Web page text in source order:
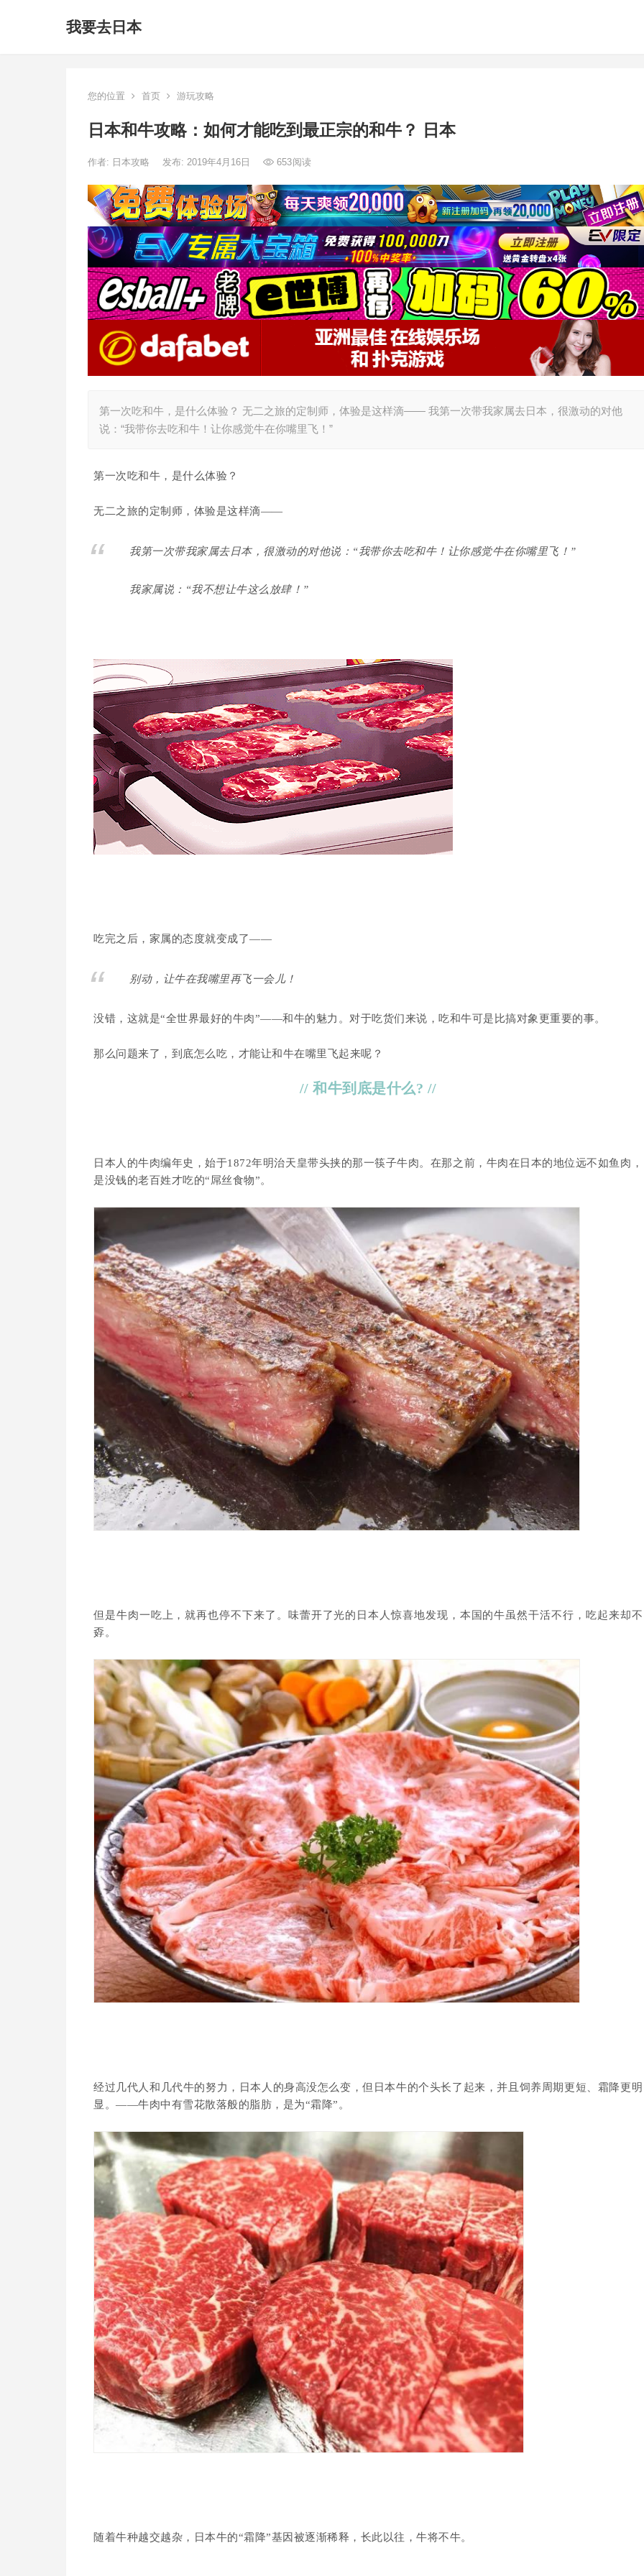
我要去日本
您的位置 首页 游玩攻略
日本和牛攻略：如何才能吃到最正宗的和牛？ 日本
作者: 日本攻略 发布: 2019年4月16日 653阅读
第一次吃和牛，是什么体验？ 无二之旅的定制师，体验是这样滴—— 我第一次带我家属去日本，很激动的对他
说：“我带你去吃和牛！让你感觉牛在你嘴里飞！”
第一次吃和牛，是什么体验？
无二之旅的定制师，体验是这样滴——
我第一次带我家属去日本，很激动的对他说：“我带你去吃和牛！让你感觉牛在你嘴里飞！”
我家属说：“我不想让牛这么放肆！”
吃完之后，家属的态度就变成了——
别动，让牛在我嘴里再飞一会儿！
没错，这就是“全世界最好的牛肉”——和牛的魅力。对于吃货们来说，吃和牛可是比搞对象更重要的事。
那么问题来了，到底怎么吃，才能让和牛在嘴里飞起来呢？
// 和牛到底是什么? //
日本人的牛肉编年史，始于1872年明治天皇带头挟的那一筷子牛肉。在那之前，牛肉在日本的地位远不如鱼肉，
是没钱的老百姓才吃的“屌丝食物”。
但是牛肉一吃上，就再也停不下来了。味蕾开了光的日本人惊喜地发现，本国的牛虽然干活不行，吃起来却不
孬。
经过几代人和几代牛的努力，日本人的身高没怎么变，但日本牛的个头长了起来，并且饲养周期更短、霜降更明
显。——牛肉中有雪花散落般的脂肪，是为“霜降”。
随着牛种越交越杂，日本牛的“霜降”基因被逐渐稀释，长此以往，牛将不牛。